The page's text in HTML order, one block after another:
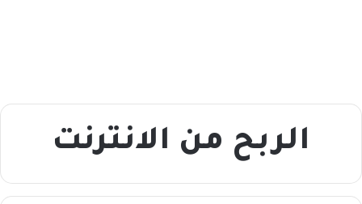
الربح من الانترنت